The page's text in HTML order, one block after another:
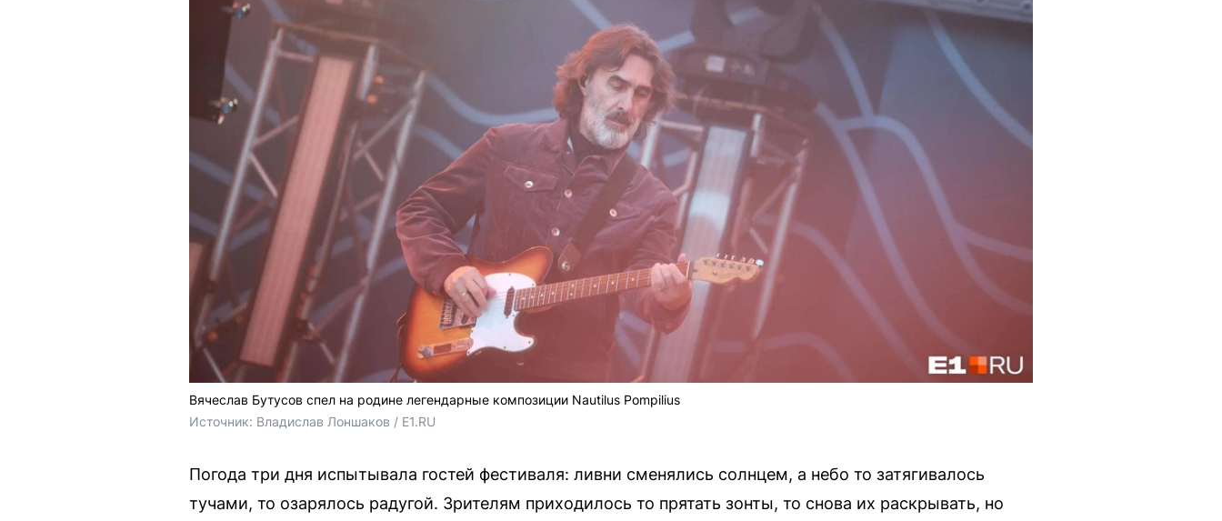
Вячеслав Бутусов спел на родине легендарные композиции Nautilus Pompilius
Источник: Владислав Лоншаков / E1.RU
Погода три дня испытывала гостей фестиваля: ливни сменялись солнцем, а небо то затягивалось
тучами, то озарялось радугой. Зрителям приходилось то прятать зонты, то снова их раскрывать, но